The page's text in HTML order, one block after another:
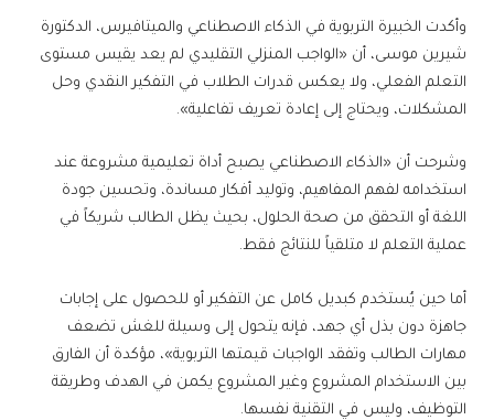
وأكدت الخبيرة التربوية في الذكاء الاصطناعي والميتافيرس، الدكتورة
شيرين موسى، أن «الواجب المنزلي التقليدي لم يعد يقيس مستوى
التعلم الفعلي، ولا يعكس قدرات الطلاب في التفكير النقدي وحل
المشكلات، ويحتاج إلى إعادة تعريف تفاعلية».
وشرحت أن «الذكاء الاصطناعي يصبح أداة تعليمية مشروعة عند
استخدامه لفهم المفاهيم، وتوليد أفكار مساندة، وتحسين جودة
اللغة أو التحقق من صحة الحلول، بحيث يظل الطالب شريكاً في
عملية التعلم لا متلقياً للنتائج فقط.
أما حين يُستخدم كبديل كامل عن التفكير أو للحصول على إجابات
جاهزة دون بذل أي جهد، فإنه يتحول إلى وسيلة للغش تضعف
مهارات الطالب وتفقد الواجبات قيمتها التربوية»، مؤكدة أن الفارق
بين الاستخدام المشروع وغير المشروع يكمن في الهدف وطريقة
التوظيف، وليس في التقنية نفسها.